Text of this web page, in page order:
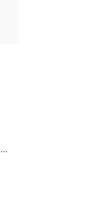
Константин Александрович